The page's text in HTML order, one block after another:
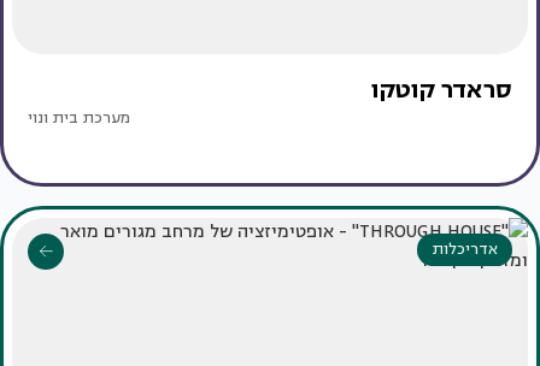
סראדר קוטקו
מערכת בית ונוי
אדריכלות